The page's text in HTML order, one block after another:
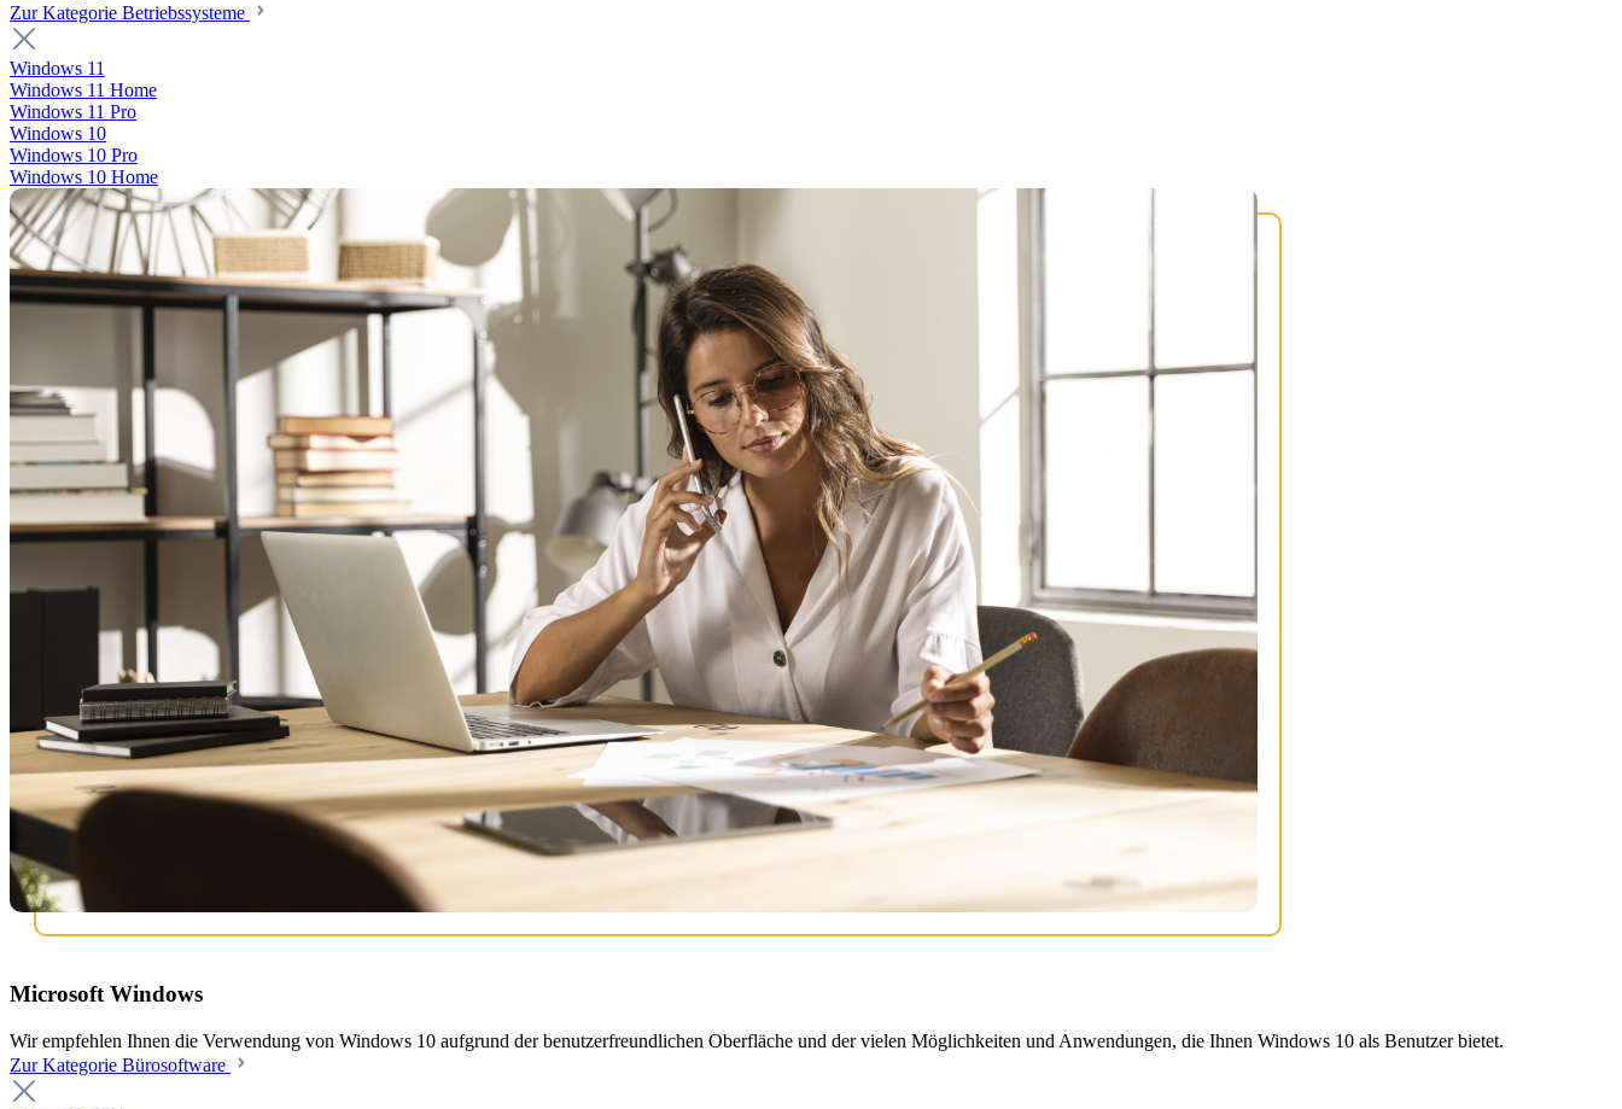
Zur Kategorie Betriebssysteme
Windows 11
Windows 11 Home
Windows 11 Pro
Windows 10
Windows 10 Pro
Windows 10 Home
Microsoft Windows
Wir empfehlen Ihnen die Verwendung von Windows 10 aufgrund der benutzerfreundlichen Oberfläche und der vielen Möglichkeiten und Anwendungen, die Ihnen Windows 10 als Benutzer bietet.
Zur Kategorie Bürosoftware